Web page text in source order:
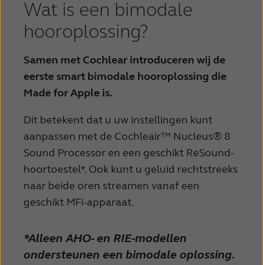
Wat is een bimodale
hooroplossing?
Samen met Cochlear introduceren wij de
eerste smart bimodale hooroplossing die
Made for Apple is.
Dit betekent dat u uw instellingen kunt
aanpassen met de Cochleair™ Nucleus® 8
Sound Processor en een geschikt ReSound-
hoortoestel*. Ook kunt u geluid rechtstreeks
naar beide oren streamen vanaf een
geschikt MFi-apparaat.
*Alleen AHO- en RIE-modellen
ondersteunen een bimodale oplossing.